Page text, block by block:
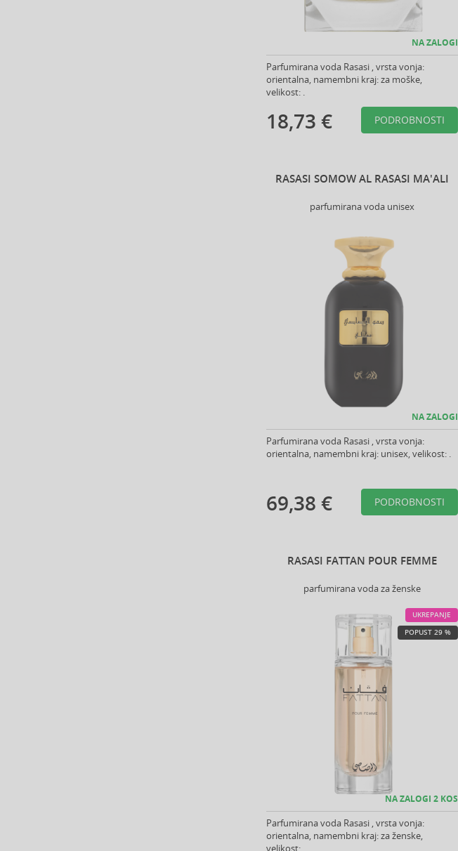
NA ZALOGI
Parfumirana voda Rasasi , vrsta vonja:
orientalna, namembni kraj: za moške,
velikost: .
18,73 € PODROBNOSTI
RASASI SOMOW AL RASASI MA'ALI
parfumirana voda unisex
NA ZALOGI
Parfumirana voda Rasasi , vrsta vonja:
orientalna, namembni kraj: unisex, velikost: .
69,38 € PODROBNOSTI
RASASI FATTAN POUR FEMME
parfumirana voda za ženske
UKREPANJE
POPUST 29 %
NA ZALOGI 2 KOS
Parfumirana voda Rasasi , vrsta vonja:
orientalna, namembni kraj: za ženske,
velikost: .